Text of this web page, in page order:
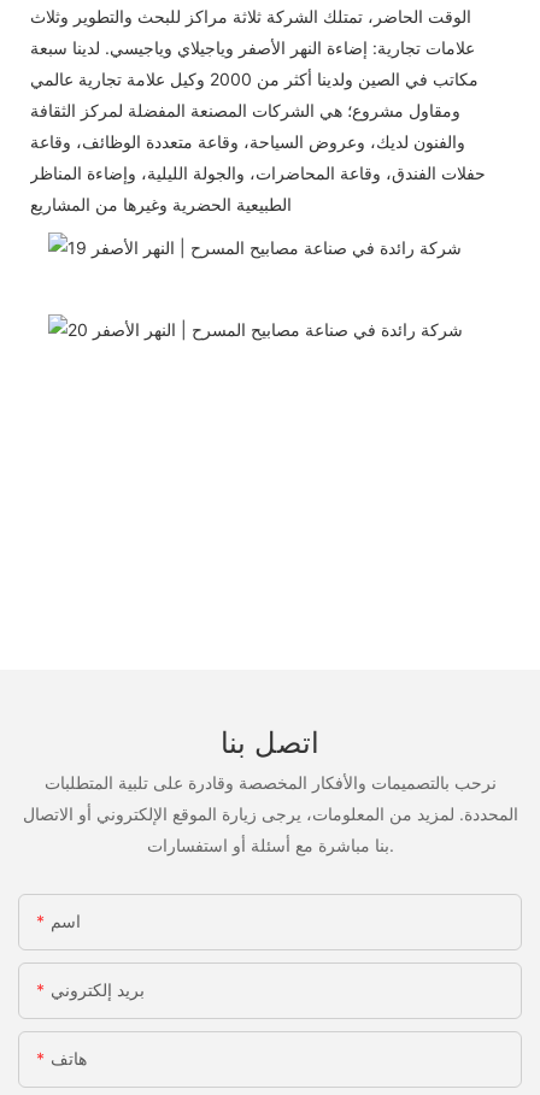
الوقت الحاضر، تمتلك الشركة ثلاثة مراكز للبحث والتطوير وثلاث
علامات تجارية: إضاءة النهر الأصفر وياجيلاي وياجيسي. لدينا سبعة
مكاتب في الصين ولدينا أكثر من 2000 وكيل علامة تجارية عالمي
ومقاول مشروع؛ هي الشركات المصنعة المفضلة لمركز الثقافة
والفنون لديك، وعروض السياحة، وقاعة متعددة الوظائف، وقاعة
حفلات الفندق، وقاعة المحاضرات، والجولة الليلية، وإضاءة المناظر
الطبيعية الحضرية وغيرها من المشاريع
اتصل بنا
نرحب بالتصميمات والأفكار المخصصة وقادرة على تلبية المتطلبات
المحددة. لمزيد من المعلومات، يرجى زيارة الموقع الإلكتروني أو الاتصال
بنا مباشرة مع أسئلة أو استفسارات.
اسم
بريد إلكتروني
هاتف